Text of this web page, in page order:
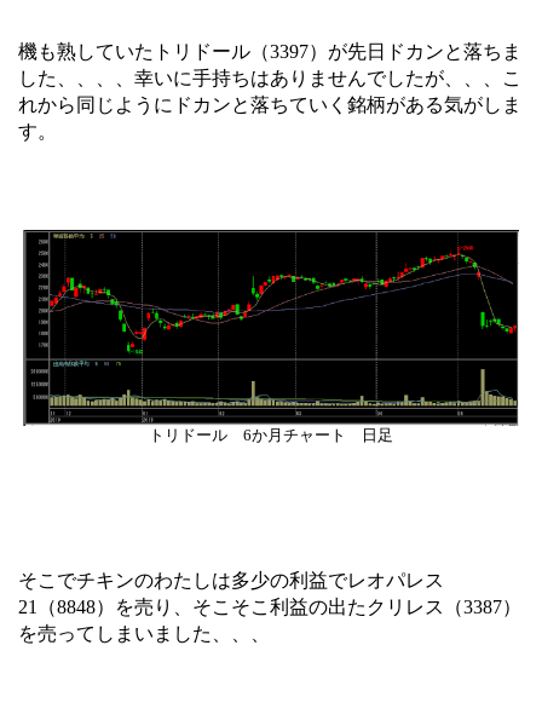
機も熟していたトリドール（3397）が先日ドカンと落ちま
した、、、、幸いに手持ちはありませんでしたが、、、こ
れから同じようにドカンと落ちていく銘柄がある気がしま
す。
トリドール 6か月チャート 日足
そこでチキンのわたしは多少の利益でレオパレス
21（8848）を売り、そこそこ利益の出たクリレス（3387）
を売ってしまいました、、、